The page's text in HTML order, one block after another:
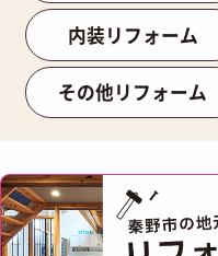
内装リフォーム
その他リフォーム